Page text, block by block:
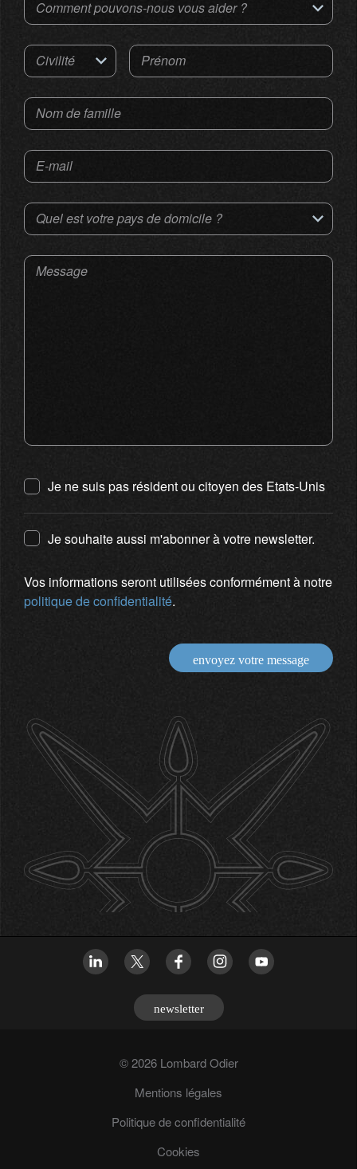
Comment pouvons-nous vous aider ?
Civilité Prénom
Nom de famille
E-mail
Quel est votre pays de domicile ?
Message
Je ne suis pas résident ou citoyen des Etats-Unis
Je souhaite aussi m'abonner à votre newsletter.
Vos informations seront utilisées conformément à notre
politique de confidentialité.
envoyez votre message
newsletter
© 2026 Lombard Odier
Mentions légales
Politique de confidentialité
Cookies